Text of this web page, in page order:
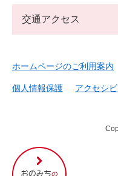
尾
道
交通アクセス
ホームページのご利用案内
個人情報保護 アクセシ